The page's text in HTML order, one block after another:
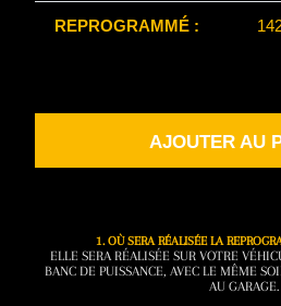
REPROGRAMMÉ :
AJOUTER AU
1. OÙ SERA RÉALISÉE LA
ELLE SERA RÉALISÉE SUR VOTRE
BANC DE PUISSANCE, AVEC LE MÊME
AU GARAGE.